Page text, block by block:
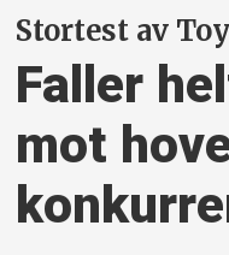
Stortest av
Faller
mot